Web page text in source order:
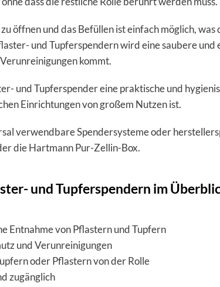
öffnen und das Befüllen ist einfach möglich,
und Tupferspendern wird eine saubere
kommt.
und Tupferspender eine praktische und
Einrichtungen von großem Nutzen ist.
verwendbare Spendersysteme oder
die Hartmann Pur-Zellin-Box.
und Tupferspendern im
Entnahme von Pflastern und Tupfern
und Verunreinigungen
oder Pflastern von der Rolle
zugänglich